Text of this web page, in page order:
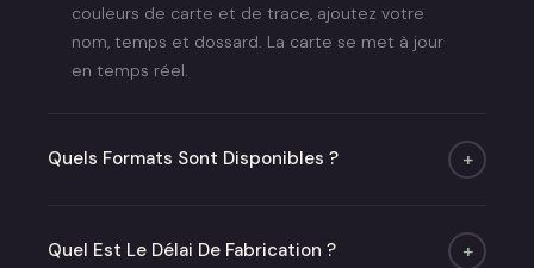
couleurs de carte et de trace, ajoutez votre
nom, temps et dossard. La carte se met à jour
en temps réel.
Quels Formats Sont Disponibles ? +
seul ou avec cadre chêne ou noir mat.
Quel Est Le Délai De Fabrication ? +